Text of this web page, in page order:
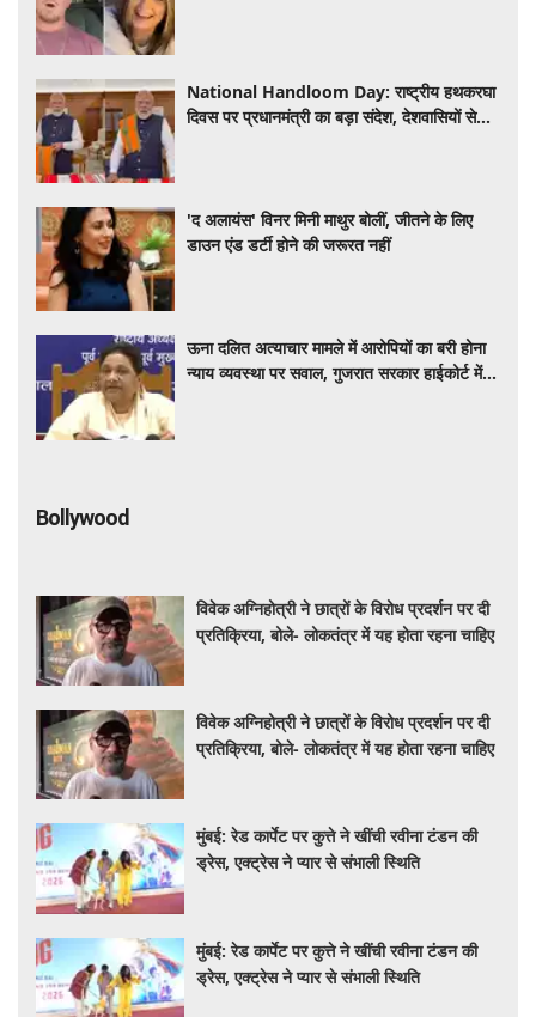
National Handloom Day: राष्ट्रीय हथकरघा
दिवस पर प्रधानमंत्री का बड़ा संदेश, देशवासियों से
'द अलायंस' विनर मिनी माथुर बोलीं, जीतने के लिए
डाउन एंड डर्टी होने की जरूरत नहीं
ऊना दलित अत्याचार मामले में आरोपियों का बरी होना
न्याय व्यवस्था पर सवाल, गुजरात सरकार हाईकोर्ट में
Bollywood
विवेक अग्निहोत्री ने छात्रों के विरोध प्रदर्शन पर दी
प्रतिक्रिया, बोले- लोकतंत्र में यह होता रहना चाहिए
विवेक अग्निहोत्री ने छात्रों के विरोध प्रदर्शन पर दी
प्रतिक्रिया, बोले- लोकतंत्र में यह होता रहना चाहिए
मुंबई: रेड कार्पेट पर कुत्ते ने खींची रवीना टंडन की
ड्रेस, एक्ट्रेस ने प्यार से संभाली स्थिति
मुंबई: रेड कार्पेट पर कुत्ते ने खींची रवीना टंडन की
ड्रेस, एक्ट्रेस ने प्यार से संभाली स्थिति